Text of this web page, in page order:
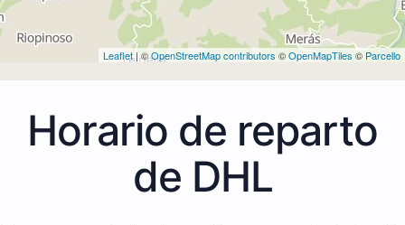
Leaflet| ©OpenStreetMap contributors ©OpenMapTiles © Parcello
Horario de reparto
de DHL